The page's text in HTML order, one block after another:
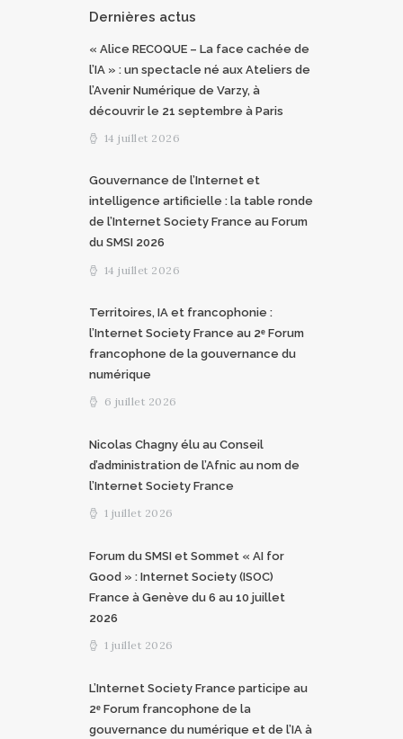
Dernières actus
« Alice RECOQUE – La face cachée de
l’IA » : un spectacle né aux Ateliers de
l’Avenir Numérique de Varzy, à
découvrir le 21 septembre à Paris
14 juillet 2026
Gouvernance de l’Internet et
intelligence artificielle : la table ronde
de l’Internet Society France au Forum
du SMSI 2026
14 juillet 2026
Territoires, IA et francophonie :
l’Internet Society France au 2ᵉ Forum
francophone de la gouvernance du
numérique
6 juillet 2026
Nicolas Chagny élu au Conseil
d’administration de l’Afnic au nom de
l’Internet Society France
1 juillet 2026
Forum du SMSI et Sommet « AI for
Good » : Internet Society (ISOC)
France à Genève du 6 au 10 juillet
2026
1 juillet 2026
L’Internet Society France participe au
2ᵉ Forum francophone de la
gouvernance du numérique et de l’IA à